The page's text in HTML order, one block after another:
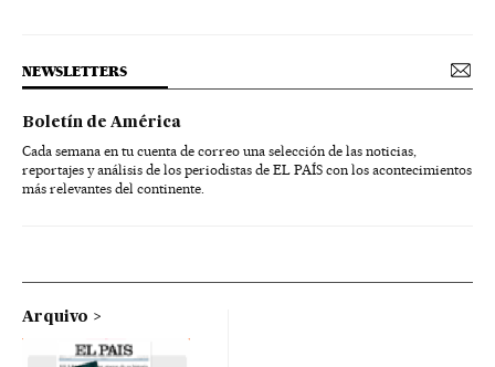
NEWSLETTERS
Boletín de América
Cada semana en tu cuenta de correo una selección de las noticias,
reportajes y análisis de los periodistas de EL PAÍS con los acontecimientos
más relevantes del continente.
Arquivo